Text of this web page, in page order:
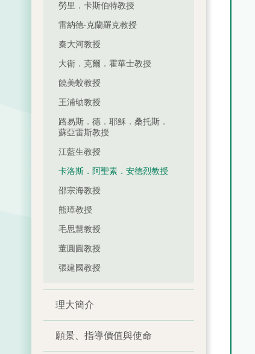
勞里．卡斯伯特教授
雷納德‧克蘭羅克教授
秦大河教授
大衛．克爾．霍華士教授
饒美蛟教授
王浦劬教授
路易斯．德．耶穌．桑托斯．
蘇亞雷斯教授
江藍生教授
卡洛斯．阿聖素．安德烈教授
邵宗海教授
熊璋教授
毛思慧教授
董圓圓教授
張建國教授
理大簡介
願景、指導價值與使命